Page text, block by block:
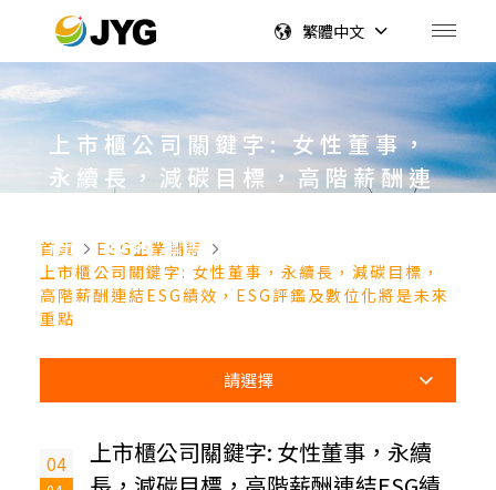
繁體中文
上市櫃公司關鍵字: 女性董事，
永續長，減碳目標，高階薪酬連
將是未來重點
首頁
ESG企業輔導
上市櫃公司關鍵字: 女性董事，永續長，減碳目標，
高階薪酬連結ESG績效，ESG評鑑及數位化將是未來
重點
請選擇
04
上市櫃公司關鍵字: 女性董事，永續